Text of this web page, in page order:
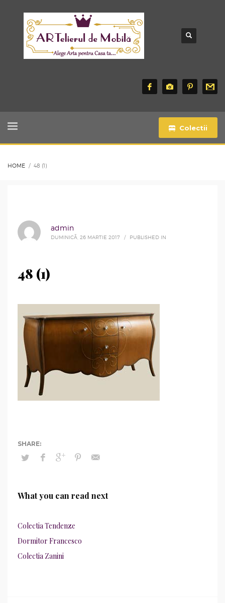
Colectii
HOME 48 (1)
admin
DUMINICĂ, 26 MARTIE 2017 / PUBLISHED IN
48 (1)
What you can read next
Colectia Tendenze
Dormitor Francesco
Colectia Zanini